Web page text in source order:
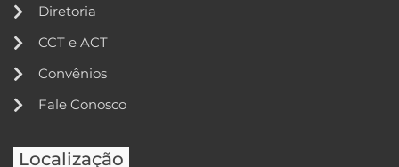
Diretoria
CCT e ACT
Convênios
Fale Conosco
Localização